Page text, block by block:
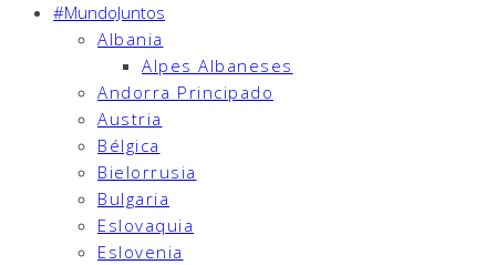
#MundoJuntos
Albania
Alpes Albaneses
Andorra Principado
Austria
Bélgica
Bielorrusia
Bulgaria
Eslovaquia
Eslovenia